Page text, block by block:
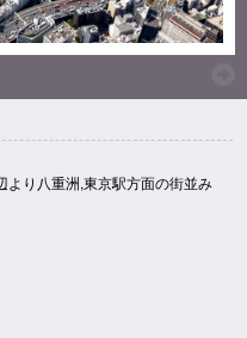
より八重洲,東京駅方面の街並み